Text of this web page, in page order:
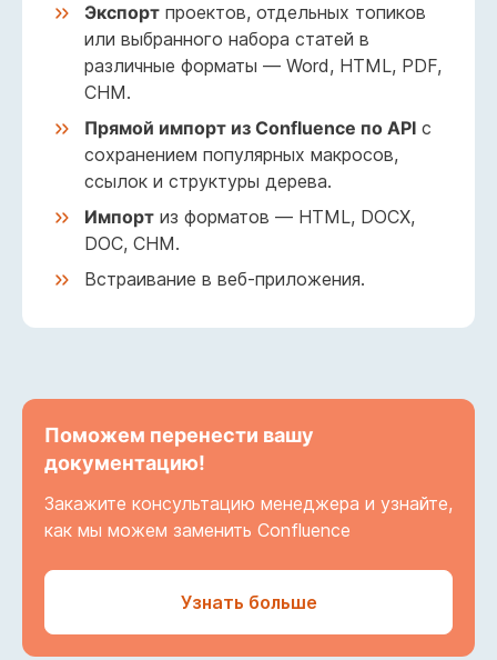
Экспорт проектов, отдельных топиков
или выбранного набора статей в
различные форматы — Word, HTML, PDF,
CHM.
Прямой импорт из Confluence по API с
сохранением популярных макросов,
ссылок и структуры дерева.
Импорт из форматов — HTML, DOCX,
DOC, CHM.
Встраивание в веб-приложения.
Поможем перенести вашу
документацию!
Закажите консультацию менеджера и узнайте,
как мы можем заменить Confluence
Узнать больше